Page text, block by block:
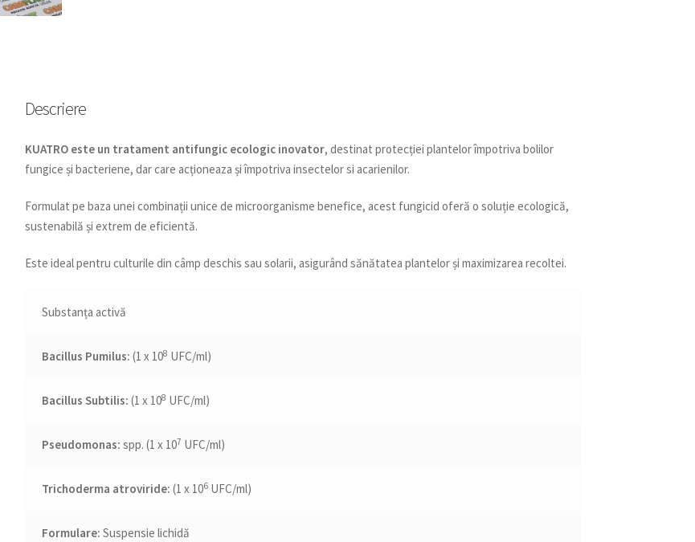
Descriere
KUATRO este un tratament antifungic ecologic inovator, destinat protecției plantelor împotriva bolilor
fungice și bacteriene, dar care acționeaza și împotriva insectelor si acarienilor.
Formulat pe baza unei combinații unice de microorganisme benefice, acest fungicid oferă o soluție ecologică,
sustenabilă și extrem de eficientă.
Este ideal pentru culturile din câmp deschis sau solarii, asigurând sănătatea plantelor și maximizarea recoltei.
Substanța activă
Bacillus Pumilus: (1 x 108 UFC/ml)
Bacillus Subtilis: (1 x 108 UFC/ml)
Pseudomonas: spp. (1 x 107 UFC/ml)
Trichoderma atroviride: (1 x 106 UFC/ml)
Formulare: Suspensie lichidă